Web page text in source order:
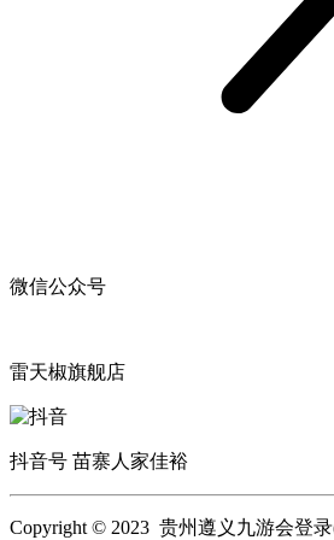
微信公众号
雷天椒旗舰店
抖音号 苗寨人家佳裕
Copyright © 2023 贵州遵义九游会登